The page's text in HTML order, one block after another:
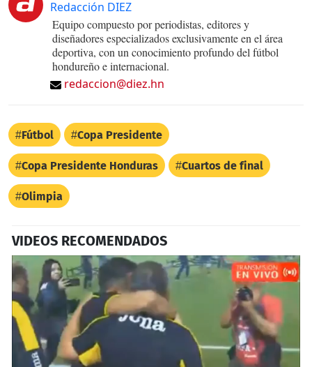
Redacción DIEZ
Equipo compuesto por periodistas, editores y
diseñadores especializados exclusivamente en el área
deportiva, con un conocimiento profundo del fútbol
hondureño e internacional.
redaccion@diez.hn
Fútbol Copa Presidente
Copa Presidente Honduras Cuartos de final
Olimpia
VIDEOS RECOMENDADOS